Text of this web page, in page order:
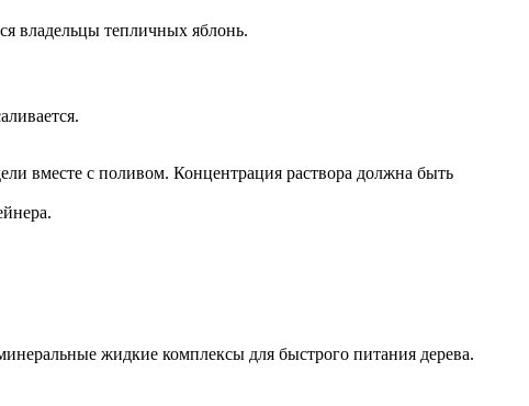
владельцы тепличных яблонь.
вместе с поливом. Концентрация раствора должна быть
жидкие комплексы для быстрого питания дерева.